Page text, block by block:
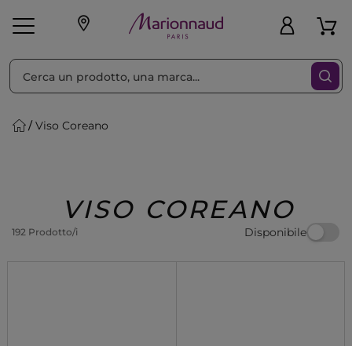
Make-up
Regalo
Viso Coreano
VISO COREANO
192 Prodotto/i Disponibile
Ordina per Filtra